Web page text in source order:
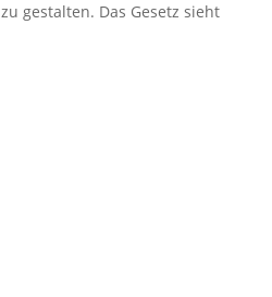
gestalten. Das Gesetz sieht